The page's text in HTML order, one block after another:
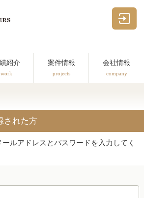
つばさM&Aパー
紹介
work
案件情報
projects
会社情報
company
された方
ルアドレスとパスワードを入力してく